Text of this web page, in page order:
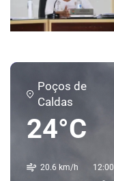
Poços de
Caldas
24°C
20.6 km/h 12:00